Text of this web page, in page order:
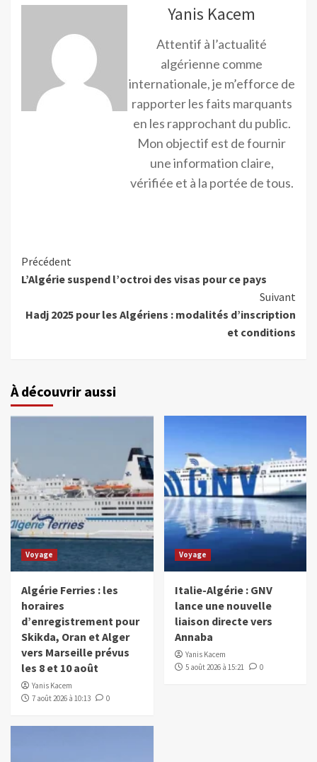
Yanis Kacem
Attentif à l’actualité
algérienne comme
internationale, je m’efforce de
rapporter les faits marquants
en les rapprochant du public.
Mon objectif est de fournir
une information claire,
vérifiée et à la portée de tous.
Précédent
L’Algérie suspend l’octroi des visas pour ce pays
Suivant
Hadj 2025 pour les Algériens : modalités d’inscription
et conditions
À découvrir aussi
Voyage
Algérie Ferries : les
horaires
d’enregistrement pour
Skikda, Oran et Alger
vers Marseille prévus
les 8 et 10 août
Yanis Kacem
7 août 2026 à 10:13
0
Voyage
Italie-Algérie : GNV
lance une nouvelle
liaison directe vers
Annaba
Yanis Kacem
5 août 2026 à 15:21
0